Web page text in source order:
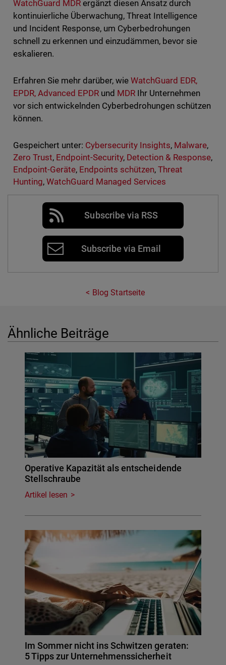
WatchGuard MDRergänzt diesen Ansatz durch
kontinuierliche Überwachung, Threat Intelligence
und Incident Response, um Cyberbedrohungen
schnell zu erkennen und einzudämmen, bevor sie
eskalieren.
Erfahren Sie mehr darüber, wie WatchGuard EDR,
EPDR, Advanced EPDRund MDRIhr Unternehmen
vor sich entwickelnden Cyberbedrohungen schützen
können.
Gespeichert unter: Cybersecurity Insights, Malware,
Zero Trust, Endpoint-Security, Detection & Response,
Endpoint-Geräte, Endpoints schützen,Threat
Hunting, WatchGuard Managed Services
Subscribe via RSS
Subscribe via Email
Blog Startseite
Ähnliche Beiträge
Operative Kapazität als entscheidende
Stellschraube
Artikel lesen
Im Sommer nicht ins Schwitzen geraten:
5 Tipps zur Unternehmenssicherheit